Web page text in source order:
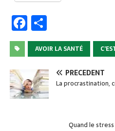
F
a
c
e
b
o
ar
ta
g
er
AVOIR LA SANTÉ
PRÉCÉDENT
La procrastination,
Quand le